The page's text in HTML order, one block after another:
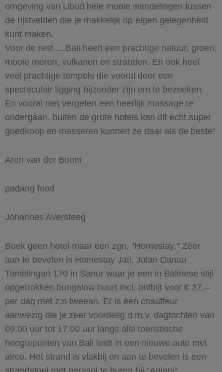
omgeving van Ubud hele mooie wandelingen tussen
de rijstvelden die je makkelijk op eigen gelegenheid
kunt maken.
Voor de rest.....Bali heeft een prachtige natuur, groen,
mooie meren, vulkanen en stranden. En ook heel
veel prachtige tempels die vooral door een
spectaculair ligging bijzonder zijn om te bezoeken.
En vooral niet vergeten een heerlijk massage te
ondergaan, buiten de grote hotels kan dit echt super
goedkoop en masseren kunnen ze daar als de beste!
Aren van der Boom
padang food
Johannes Aversteeg
Boek geen hotel maar een zgn. "Homestay." Zéér
aan te bevelen is Homestay Jati, Jalan Danau
Tamblingan 170 in Sanur waar je een in Balinese stijl
opgetrokken bungalow huurt incl. ontbijt voor € 27,--
per dag met z;n tweean. Er is een chauffeur
aanwezig die je zeer voordelig d.m.v. dagtochten van
09.00 uur tot 17.00 uur langs alle toeristische
hoogtepunten van Bali leidt in een nieuwe auto met
airco. Het strand is vlakbij en aan te bevelen is een